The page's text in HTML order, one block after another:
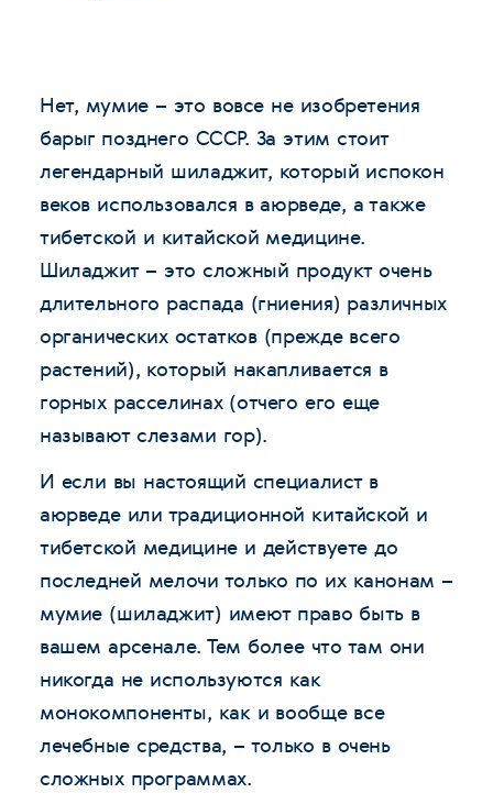
Нет, мумие – это вовсе не изобретения
барыг позднего СССР. За этим стоит
легендарный шиладжит, который испокон
веков использовался в аюрведе, а также
тибетской и китайской медицине.
Шиладжит – это сложный продукт очень
длительного распада (гниения) различных
органических остатков (прежде всего
растений), который накапливается в
горных расселинах (отчего его еще
называют слезами гор).
И если вы настоящий специалист в
аюрведе или традиционной китайской и
тибетской медицине и действуете до
последней мелочи только по их канонам –
мумие (шиладжит) имеют право быть в
вашем арсенале. Тем более что там они
никогда не используются как
монокомпоненты, как и вообще все
лечебные средства, – только в очень
сложных программах.